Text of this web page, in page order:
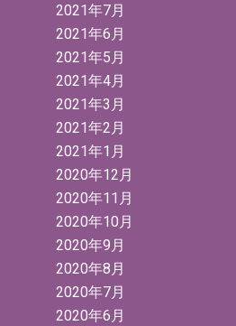
2021年7月
2021年6月
2021年5月
2021年4月
2021年3月
2021年2月
2021年1月
2020年12月
2020年11月
2020年10月
2020年9月
2020年8月
2020年7月
2020年6月